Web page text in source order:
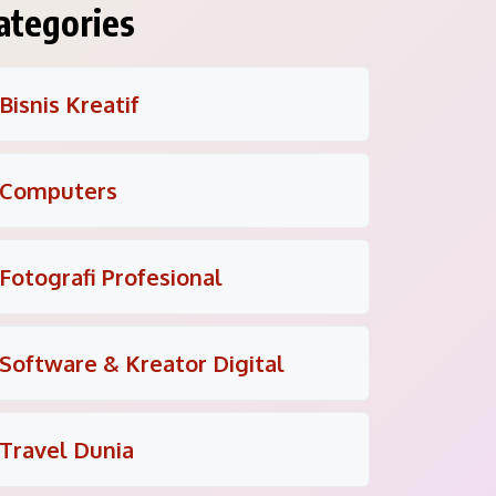
Bisnis Kreatif
Computers
Fotografi Profesional
Software & Kreator Digital
Travel Dunia